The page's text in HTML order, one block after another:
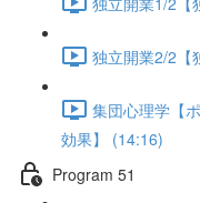
独立開業2/2【
集団心理学【
効果】 (14:16)
Program 51